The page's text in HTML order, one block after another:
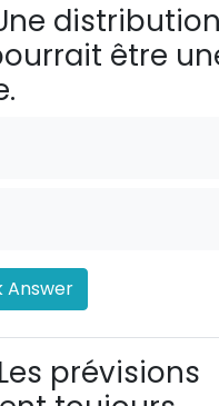
être
Answer
prévisions